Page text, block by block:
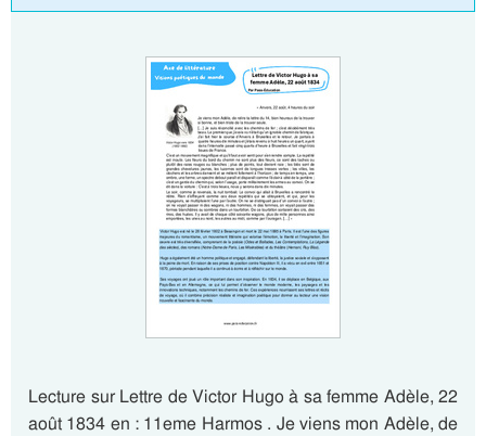
Lecture sur Lettre de Victor Hugo à sa femme Adèle, 22
août 1834 en : 11eme Harmos . Je viens mon Adèle, de